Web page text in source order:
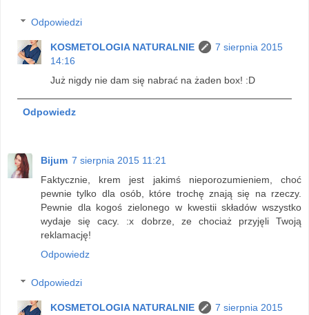
Odpowiedzi
KOSMETOLOGIA NATURALNIE
7 sierpnia 2015
14:16
Już nigdy nie dam się nabrać na żaden box! :D
Odpowiedz
Bijum 7 sierpnia 2015 11:21
Faktycznie, krem jest jakimś nieporozumieniem, choć
pewnie tylko dla osób, które trochę znają się na rzeczy.
Pewnie dla kogoś zielonego w kwestii składów wszystko
wydaje się cacy. :x dobrze, ze chociaż przyjęli Twoją
reklamację!
Odpowiedz
Odpowiedzi
KOSMETOLOGIA NATURALNIE
7 sierpnia 2015